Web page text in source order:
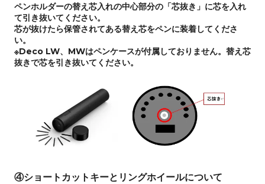
ペンホルダーの替え芯入れの中心部分の「芯抜き」に芯を入れ
て引き抜いてください。
芯が抜けたら保管されてある替え芯をペンに装着してくださ
い。
※Deco LW、MWはペンケースが付属しておりません。替え芯
抜きで芯を引き抜いてください。
④ショートカットキーとリングホイールについて